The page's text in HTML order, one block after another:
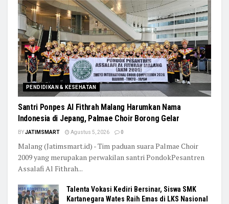
PENDIDIKAN & KESEHATAN
Santri Ponpes Al Fithrah Malang Harumkan Nama
Indonesia di Jepang, Palmae Choir Borong Gelar
BYJATIMSMART Agustus 5, 2026 0
Malang (Jatimsmart.id) - Tim paduan suara Palmae Choir
2009 yang merupakan perwakilan santri PondokPesantren
Assalafi Al Fithrah...
Talenta Vokasi Kediri Bersinar, Siswa SMK
Kartanegara Wates Raih Emas di LKS Nasional